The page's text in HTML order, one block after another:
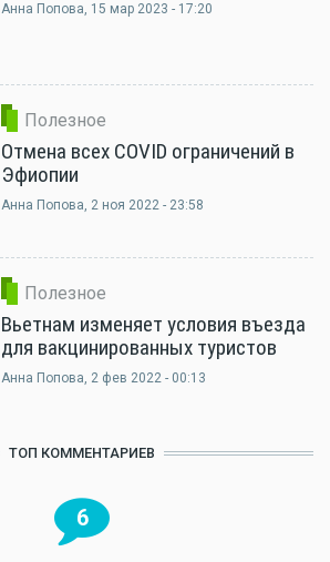
Анна Попова, 15 мар 2023 - 17:20
Полезное
Отмена всех COVID ограничений в
Эфиопии
Анна Попова, 2 ноя 2022 - 23:58
Полезное
Вьетнам изменяет условия въезда
для вакцинированных туристов
Анна Попова, 2 фев 2022 - 00:13
ТОП КОММЕНТАРИЕВ
6